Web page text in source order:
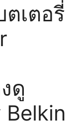
เตอรี่
ดู
Belkin